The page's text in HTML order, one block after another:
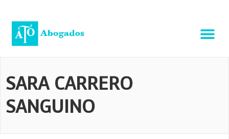
contenido
SARA CARRERO
SANGUINO